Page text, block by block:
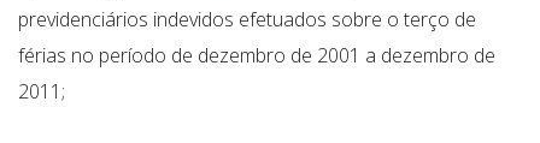
previdenciários indevidos efetuados sobre o terço de
férias no período de dezembro de 2001 a dezembro de
2011;